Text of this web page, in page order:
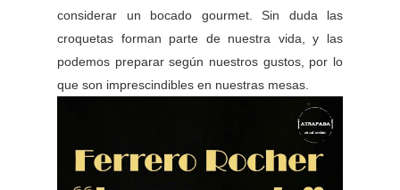
considerar un bocado gourmet. Sin duda las
croquetas forman parte de nuestra vida, y las
podemos preparar según nuestros gustos, por lo
que son imprescindibles en nuestras mesas.